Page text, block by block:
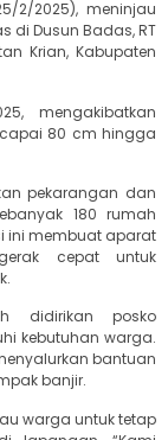
2/2025), meninjau
di Dusun Badas, RT
Krian, Kabupaten
mengakibatkan
80 cm hingga
pekarangan dan
180 rumah
ini membuat aparat
cepat untuk
didirikan posko
kebutuhan warga.
bantuan
banjir.
warga untuk tetap